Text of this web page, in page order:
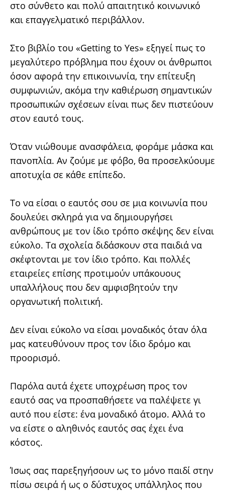
στο σύνθετο και πολύ απαιτητικό κοινωνικό
και επαγγελματικό περιβάλλον.
Στο βιβλίο του «Getting to Yes» εξηγεί πως το
μεγαλύτερο πρόβλημα που έχουν οι άνθρωποι
όσον αφορά την επικοινωνία, την επίτευξη
συμφωνιών, ακόμα την καθιέρωση σημαντικών
προσωπικών σχέσεων είναι πως δεν πιστεύουν
στον εαυτό τους.
Όταν νιώθουμε ανασφάλεια, φοράμε μάσκα και
πανοπλία. Αν ζούμε με φόβο, θα προσελκύουμε
αποτυχία σε κάθε επίπεδο.
Το να είσαι ο εαυτός σου σε μια κοινωνία που
δουλεύει σκληρά για να δημιουργήσει
ανθρώπους με τον ίδιο τρόπο σκέψης δεν είναι
εύκολο. Τα σχολεία διδάσκουν στα παιδιά να
σκέφτονται με τον ίδιο τρόπο. Και πολλές
εταιρείες επίσης προτιμούν υπάκουους
υπαλλήλους που δεν αμφισβητούν την
οργανωτική πολιτική.
Δεν είναι εύκολο να είσαι μοναδικός όταν όλα
μας κατευθύνουν προς τον ίδιο δρόμο και
προορισμό.
Παρόλα αυτά έχετε υποχρέωση προς τον
εαυτό σας να προσπαθήσετε να παλέψετε γι
αυτό που είστε: ένα μοναδικό άτομο. Αλλά το
να είστε ο αληθινός εαυτός σας έχει ένα
κόστος.
Ίσως σας παρεξηγήσουν ως το μόνο παιδί στην
πίσω σειρά ή ως ο δύστυχος υπάλληλος που